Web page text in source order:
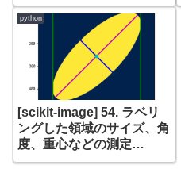
python
[scikit-image] 54. ラベリ
ングした領域のサイズ、角
度、重心などの測定
(skimage.measure